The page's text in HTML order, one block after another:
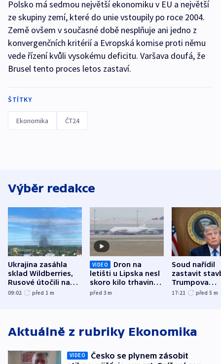
Polsko má sedmou největší ekonomiku v EU a největší
ze skupiny zemí, které do unie vstoupily po roce 2004.
Země ovšem v současné době nesplňuje ani jedno z
konvergenčních kritérií a Evropská komise proti němu
vede řízení kvůli vysokému deficitu. Varšava doufá, že
Brusel tento proces letos zastaví.
ŠTÍTKY
Ekonomika ČT24
Výběr redakce
Ukrajina zasáhla
sklad Wildberries,
Rusové útočili na
trh, hasiče či
09:02 před 1 m
VIDEO
Dron na
letišti u Lipska nesl
skoro kilo trhaviny,
indicie ukazují na
před 3m
Soud nařídil
zastavit
Trumpova
tanečního
17:21 před 5 m
Aktuálně z rubriky Ekonomika
VIDEO
Česko se plynem zásobit